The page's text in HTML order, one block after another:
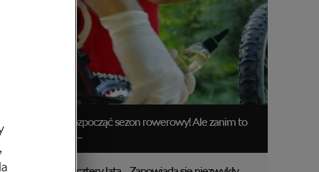
Czas rozpocząć sezon rowerowy! Ale zanim to
zrobisz…